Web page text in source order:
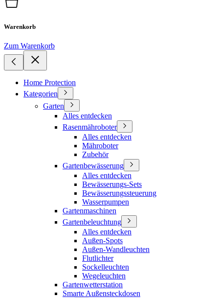
Warenkorb
Zum Warenkorb
Home Protection
Kategorien
Garten
Alles entdecken
Rasenmähroboter
Alles entdecken
Mähroboter
Zubehör
Gartenbewässerung
Alles entdecken
Bewässerungs-Sets
Bewässerungssteuerung
Wasserpumpen
Gartenmaschinen
Gartenbeleuchtung
Alles entdecken
Außen-Spots
Außen-Wandleuchten
Flutlichter
Sockelleuchten
Wegeleuchten
Gartenwetterstation
Smarte Außensteckdosen